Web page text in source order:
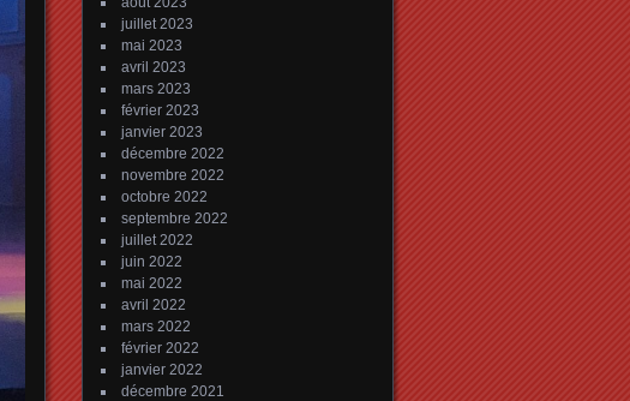
juillet 2023
mai 2023
avril 2023
mars 2023
février 2023
janvier 2023
décembre 2022
novembre 2022
octobre 2022
septembre 2022
juillet 2022
juin 2022
mai 2022
avril 2022
mars 2022
février 2022
janvier 2022
décembre 2021